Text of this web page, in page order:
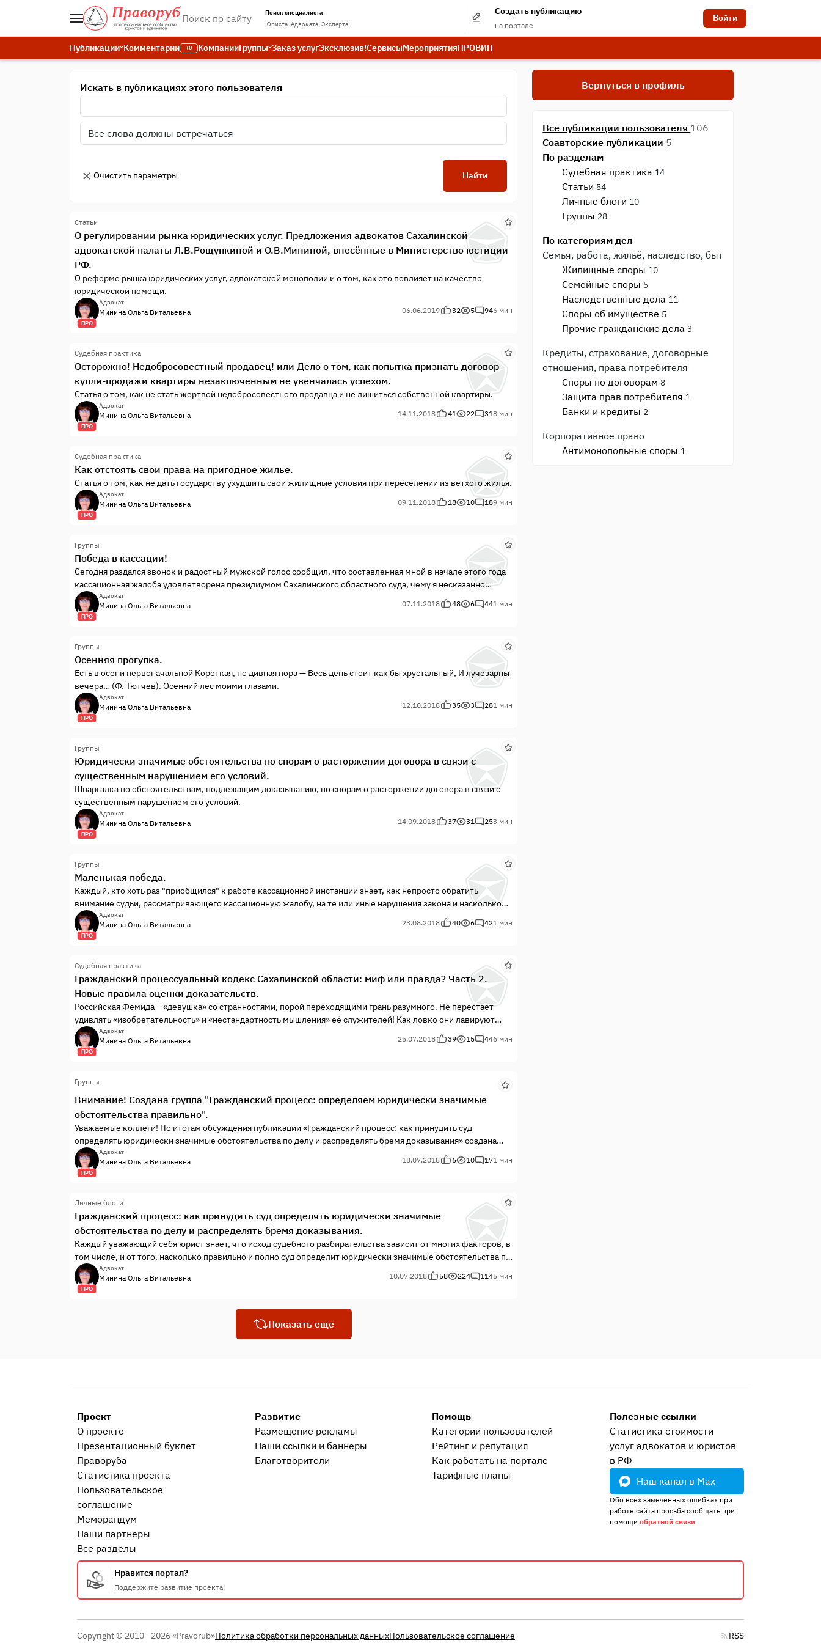
Поиск специалиста
Юриста. Адвоката. Эксперта
Создать публикацию
на портале
Войти
Публикации Комментарии +0 КомпанииГруппы Заказ услугЭксклюзив!СервисыМероприятияПРОВИП
Искать в публикациях этого пользователя
Очистить параметры Найти
Статьи
О регулировании рынка юридических услуг. Предложения адвокатов Сахалинской
адвокатской палаты Л.В.Рощупкиной и О.В.Мининой, внесённые в Министерство юстиции
РФ.
О реформе рынка юридических услуг, адвокатской монополии и о том, как это повлияет на качество
юридической помощи.
ПРО
Адвокат
Минина Ольга Витальевна 06.06.2019 32 5 946 мин
Судебная практика
Осторожно! Недобросовестный продавец! или Дело о том, как попытка признать договор
купли-продажи квартиры незаключенным не увенчалась успехом.
Статья о том, как не стать жертвой недобросовестного продавца и не лишиться собственной квартиры.
ПРО
Адвокат
Минина Ольга Витальевна 14.11.2018 41 22 318 мин
Судебная практика
Как отстоять свои права на пригодное жилье.
Статья о том, как не дать государству ухудшить свои жилищные условия при переселении из ветхого жилья.
ПРО
Адвокат
Минина Ольга Витальевна 09.11.2018 18 10 189 мин
Группы
Победа в кассации!
Сегодня раздался звонок и радостный мужской голос сообщил, что составленная мной в начале этого года
кассационная жалоба удовлетворена президиумом Сахалинского областного суда, чему я несказанно
обрадовалась!
ПРО
Адвокат
Минина Ольга Витальевна 07.11.2018 48 6 441 мин
Группы
Осенняя прогулка.
Есть в осени первоначальной Короткая, но дивная пора — Весь день стоит как бы хрустальный, И лучезарны
вечера… (Ф. Тютчев). Осенний лес моими глазами.
ПРО
Адвокат
Минина Ольга Витальевна 12.10.2018 35 3 281 мин
Группы
Юридически значимые обстоятельства по спорам о расторжении договора в связи с
существенным нарушением его условий.
Шпаргалка по обстоятельствам, подлежащим доказыванию, по спорам о расторжении договора в связи с
существенным нарушением его условий.
ПРО
Адвокат
Минина Ольга Витальевна 14.09.2018 37 31 253 мин
Группы
Маленькая победа.
Каждый, кто хоть раз "приобщился" к работе кассационной инстанции знает, как непросто обратить
внимание судьи, рассматривающего кассационную жалобу, на те или иные нарушения закона и насколько
мал шанс на отмену вступивших в законную силу судебных актов. Мне пришло письмо от доверителя,
которому пару месяцев назад я составляла кассационную жалобу.
ПРО
Адвокат
Минина Ольга Витальевна 23.08.2018 40 6 421 мин
Судебная практика
Гражданский процессуальный кодекс Сахалинской области: миф или правда? Часть 2.
Новые правила оценки доказательств.
Российская Фемида – «девушка» со странностями, порой переходящими грань разумного. Не перестаёт
удивлять «изобретательность» и «нестандартность мышления» её служителей! Как ловко они лавируют
среди самых простых норм закона при полной и безоговорочной поддержке вышестоящих инстанций,
которые закрывают глаза на очевидные нарушения. А потому и у Фемиды появляется иной смысл, как будто
она говорит всем своим видом: ничего не вижу, никого не слышу, ничего не решаю.
ПРО
Адвокат
Минина Ольга Витальевна 25.07.2018 39 15 446 мин
Группы
Внимание! Создана группа "Гражданский процесс: определяем юридически значимые
обстоятельства правильно".
Уважаемые коллеги! По итогам обсуждения публикации «Гражданский процесс: как принудить суд
определять юридически значимые обстоятельства по делу и распределять бремя доказывания» создана
группа «Гражданский процесс: определяем юридически значимые обстоятельства правильно».
ПРО
Адвокат
Минина Ольга Витальевна 18.07.2018 6 10 171 мин
Личные блоги
Гражданский процесс: как принудить суд определять юридически значимые
обстоятельства по делу и распределять бремя доказывания.
Каждый уважающий себя юрист знает, что исход судебного разбирательства зависит от многих факторов, в
том числе, и от того, насколько правильно и полно суд определит юридически значимые обстоятельства по
конкретному делу и распределит бремя доказывания этих обстоятельств между сторонами спора. В данной
публикации освещён приём, который, на мой взгляд, может побудить суд исполнить свой долг. В связи с
этим, хотелось бы выяснить и ваше мнение, коллеги, насколько целесообразно его использование.
ПРО
Адвокат
Минина Ольга Витальевна 10.07.2018 58 224 1145 мин
Показать еще
Вернуться в профиль
Все публикации пользователя 106
Соавторские публикации 5
По разделам
Судебная практика 14
Статьи 54
Личные блоги 10
Группы 28
По категориям дел
Семья, работа, жильё, наследство, быт
Жилищные споры 10
Семейные споры 5
Наследственные дела 11
Споры об имуществе 5
Прочие гражданские дела 3
Кредиты, страхование, договорные
отношения, права потребителя
Споры по договорам 8
Защита прав потребителя 1
Банки и кредиты 2
Корпоративное право
Антимонопольные споры 1
Проект
О проекте
Презентационный букл​ет
Праворуба
Статистика проекта
Пользовательское
соглашение
Меморандум
Наши партнеры
Все разделы
Развитие
Размещение рекламы
Наши ссылки и баннеры
Благотворители
Помощь
Категории пользователей
Рейтинг и репутация
Как работать на портале
Тарифные планы
Полезные ссылки
Статистика стоимости
услуг адвокатов и юристов
в РФ
Наш канал в Max
Обо всех замеченных ошибках при
работе сайта просьба сообщать при
помощи обратной связи
Нравится портал?
Поддержите развитие проекта!
Copyright © 2010—2026 «Pravorub»Политика обработки персональных данныхПользовательское соглашение RSS